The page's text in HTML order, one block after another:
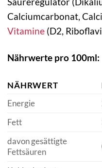
Calciumcarbonat,
Vitamine (D2,
Nährwerte pro 100ml:
NÄHRWERT
Energie
Fett
davon gesättigte
Fettsäuren